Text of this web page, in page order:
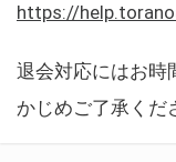
https://
退会対応にはお時
かじめご了承くだ